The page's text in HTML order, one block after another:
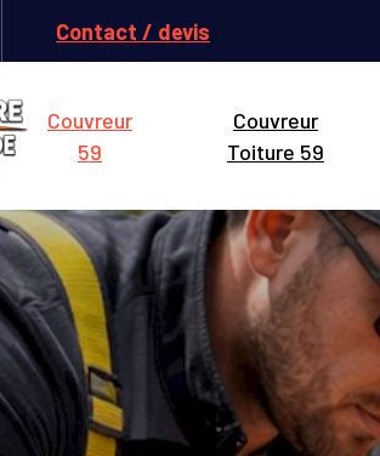
Contact / devis
Couvreur
59
Couvreur
Toiture 59